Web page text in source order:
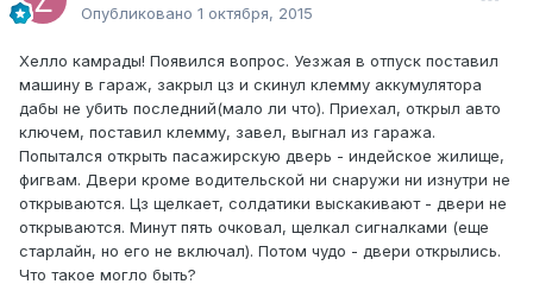
Опубликовано 1 октября, 2015
Хелло камрады! Появился вопрос. Уезжая в отпуск поставил
машину в гараж, закрыл цз и скинул клемму аккумулятора
дабы не убить последний(мало ли что). Приехал, открыл авто
ключем, поставил клемму, завел, выгнал из гаража.
Попытался открыть пасажирскую дверь - индейское жилище,
фигвам. Двери кроме водительской ни снаружи ни изнутри не
открываются. Цз щелкает, солдатики выскакивают - двери не
открываются. Минут пять очковал, щелкал сигналками (еще
старлайн, но его не включал). Потом чудо - двери открылись.
Что такое могло быть?